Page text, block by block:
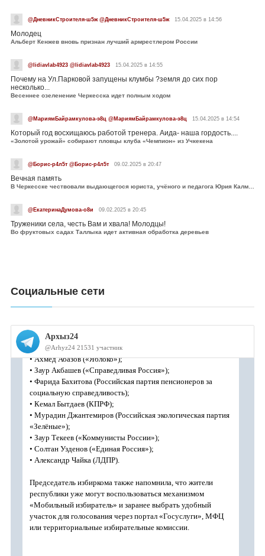
@ДневникСтроителя-ш5ж @ДневникСтроителя-ш5ж 15.04.2025 в 14:56
Молодец
Альберт Кенжев вновь признан лучший армрестлером России
@lidiavlab4923 @lidiavlab4923 15.04.2025 в 14:55
Почему на Ул.Парковой запущены клумбы ?земля до сих пор
несколько...
Весеннее озеленение Черкесска идет полным ходом
@МариямБайрамкулова-э8ц @МариямБайрамкулова-э8ц 15.04.2025 в 14:54
Который год восхищаюсь работой тренера. Аида- наша гордость....
«Золотой урожай» собирают пловцы клуба «Чемпион» из Учкекена
@Борис-р4л5т @Борис-р4л5т 09.02.2025 в 20:47
Вечная память
В Черкесске чествовали выдающегося юриста, учёного и педагога Юрия Калмыкова
@ЕкатеринаДумова-о8и 09.02.2025 в 20:45
Труженики села, честь Вам и хвала! Молодцы!
Во фруктовых садах Таллыка идет активная обработка деревьев
Социальные сети